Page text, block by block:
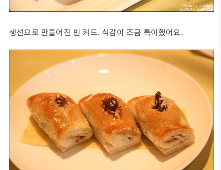
생선으로 만들어진 빈 커드. 식감이 조금 특이했어요.